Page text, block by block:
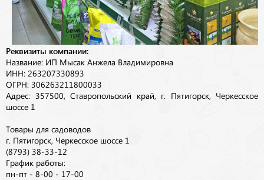
Реквизиты компании:
Название: ИП Мысак Анжела Владимировна
ИНН: 263207330893
ОГРН: 306263211800033
Адрес: 357500, Ставропольский край, г. Пятигорск, Черкесское
шоссе 1
Товары для садоводов
г. Пятигорск, Черкесское шоссе 1
(8793) 38-33-12
График работы:
пн-пт - 8-00 - 17-00